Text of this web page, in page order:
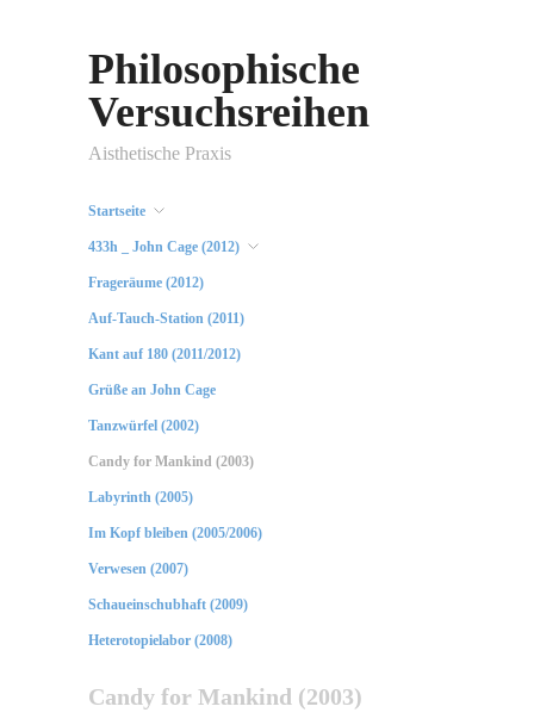
Philosophische
Versuchsreihen
Aisthetische Praxis
Startseite
433h _ John Cage (2012)
Frageräume (2012)
Auf-Tauch-Station (2011)
Kant auf 180 (2011/2012)
Grüße an John Cage
Tanzwürfel (2002)
Candy for Mankind (2003)
Labyrinth (2005)
Im Kopf bleiben (2005/2006)
Verwesen (2007)
Schaueinschubhaft (2009)
Heterotopielabor (2008)
Candy for Mankind (2003)